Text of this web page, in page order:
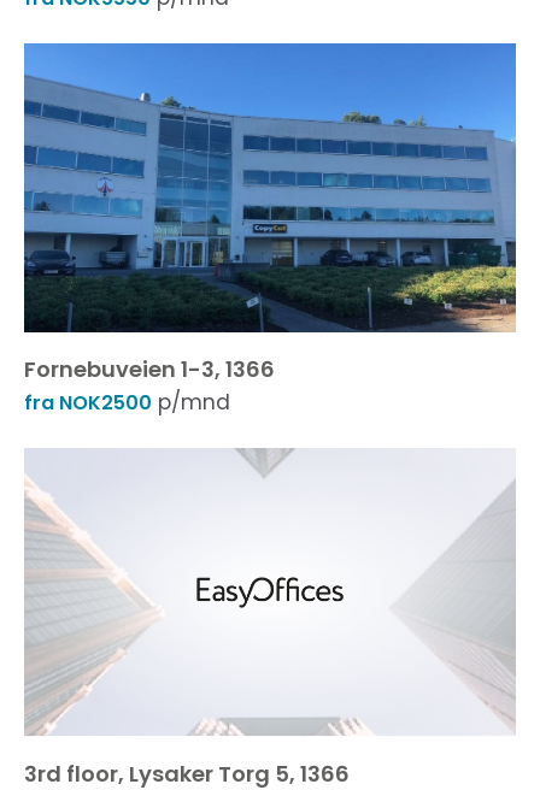
Fornebuveien 1-3, 1366
fra NOK2500 p/mnd
3rd floor, Lysaker Torg 5, 1366